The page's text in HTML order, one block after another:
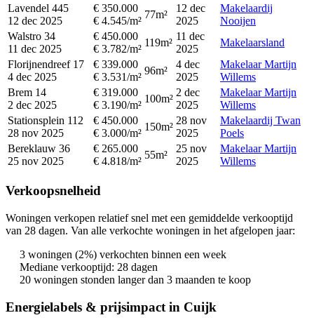
Lavendel 445
12 dec 2025
€ 350.000
€ 4.545/m²
77m²
12 dec
2025
Makelaardij
Nooijen
Walstro 34
11 dec 2025
€ 450.000
€ 3.782/m²
119m²
11 dec
2025
Makelaarsland
Florijnendreef 17
4 dec 2025
€ 339.000
€ 3.531/m²
96m²
4 dec
2025
Makelaar Martijn
Willems
Brem 14
2 dec 2025
€ 319.000
€ 3.190/m²
100m²
2 dec
2025
Makelaar Martijn
Willems
Stationsplein 112
28 nov 2025
€ 450.000
€ 3.000/m²
150m²
28 nov
2025
Makelaardij Twan
Poels
Bereklauw 36
25 nov 2025
€ 265.000
€ 4.818/m²
55m²
25 nov
2025
Makelaar Martijn
Willems
Verkoopsnelheid
Woningen verkopen relatief snel met een gemiddelde verkooptijd
van 28 dagen. Van alle verkochte woningen in het afgelopen jaar:
3 woningen (2%) verkochten binnen een week
Mediane verkooptijd: 28 dagen
20 woningen stonden langer dan 3 maanden te koop
Energielabels & prijsimpact in Cuijk